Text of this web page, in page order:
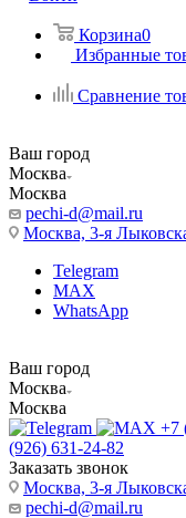
Корзина0
Избранные
Сравнение
Ваш город
Москва
Москва
pechi-d@mail.ru
Москва, 3-я
Telegram
MAX
WhatsApp
Ваш город
Москва
Москва
+7
(926) 631-24-82
Заказать звонок
Москва, 3-я
pechi-d@mail.ru